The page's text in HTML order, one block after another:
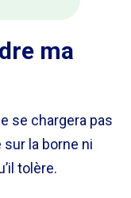
ma
se chargera pas
la borne ni
tolère.